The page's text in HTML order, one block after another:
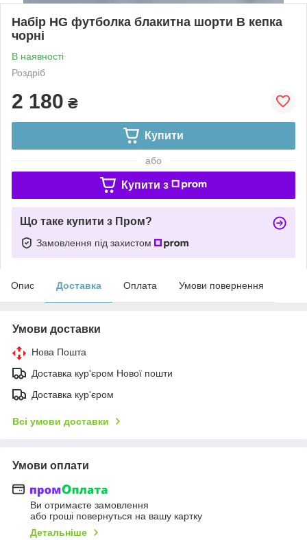
Набір HG футболка блакитна шорти В кепка
чорні
В наявності
Роздріб
2 180 ₴
Купити
або
Купити з
Що таке купити з Пром?
Замовлення під захистом
Опис Доставка Оплата Умови повернення
Умови доставки
Нова Пошта
Доставка кур'єром Нової пошти
Доставка кур'єром
Всі умови доставки
Умови оплати
Ви отримаєте замовлення
або гроші повернуться на вашу картку
Детальніше